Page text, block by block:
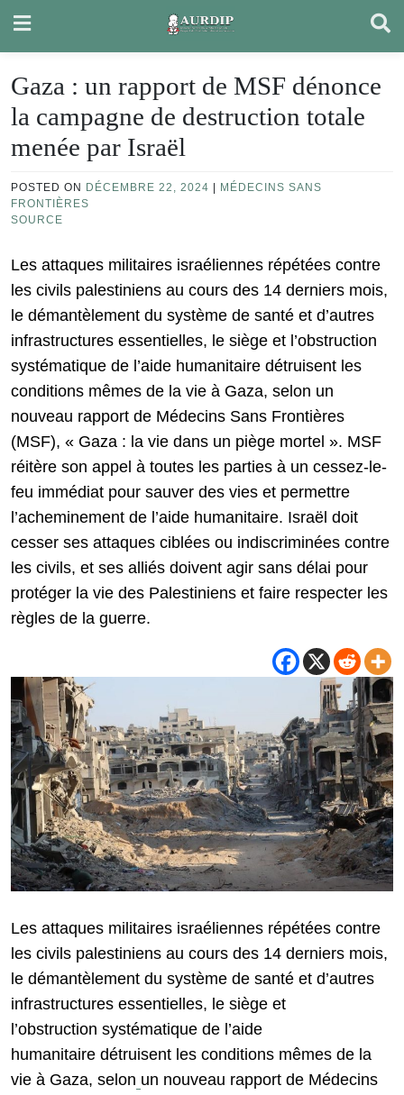
content
Gaza : un rapport de MSF dénonce
la campagne de destruction totale
menée par Israël
POSTED ON DÉCEMBRE 22, 2024
MÉDECINS SANS
FRONTIÈRES
SOURCE
Les attaques militaires israéliennes répétées contre
les civils palestiniens au cours des 14 derniers mois,
le démantèlement du système de santé et d’autres
infrastructures essentielles, le siège et l’obstruction
systématique de l’aide humanitaire détruisent les
conditions mêmes de la vie à Gaza, selon un
nouveau rapport de Médecins Sans Frontières
(MSF), « Gaza : la vie dans un piège mortel ». MSF
réitère son appel à toutes les parties à un cessez-le-
feu immédiat pour sauver des vies et permettre
l’acheminement de l’aide humanitaire. Israël doit
cesser ses attaques ciblées ou indiscriminées contre
les civils, et ses alliés doivent agir sans délai pour
protéger la vie des Palestiniens et faire respecter les
règles de la guerre.
Les attaques militaires israéliennes répétées contre
les civils palestiniens au cours des 14 derniers mois,
le démantèlement du système de santé et d’autres
infrastructures essentielles, le siège et
l’obstruction systématique de l’aide
humanitaire détruisent les conditions mêmes de la
vie à Gaza, selon un nouveau rapport de Médecins